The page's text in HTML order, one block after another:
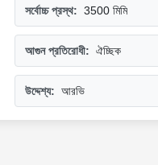
সর্বোচ্চ প্রস্থ: 3500 মিমি
আগুন প্রতিরোধী: ঐচ্ছিক
উদ্দেশ্য: আরভি